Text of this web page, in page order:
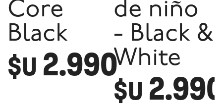
Core
Black
$U 2.990
de niño
- Black &
White
$U